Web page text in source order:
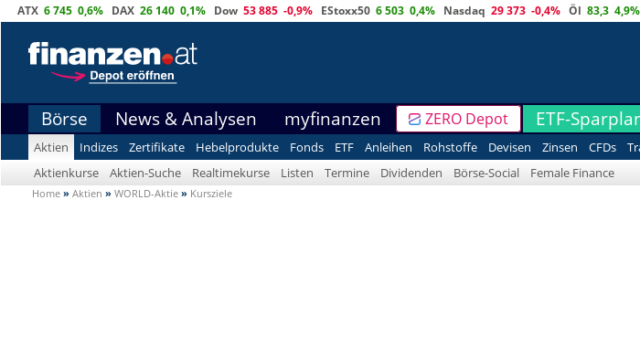
ATX 6 745 0,6% DAX 26 140 0,1% Dow 53 885 -0,9% EStoxx50 6 503 0,4% Nasdaq 29 373 -0,4% Öl 83,3 4,9%
Börse News & Analysen myfinanzen ZERO Depot ETF-
Aktien Indizes Zertifikate Hebelprodukte Fonds ETF Anleihen Rohstoffe Devisen Zinsen CFDs
Aktienkurse
Aktien-Suche Realtimekurse Listen Termine Dividenden Börse-Social Female Finance
Home » Aktien » WORLD-Aktie » Kursziele